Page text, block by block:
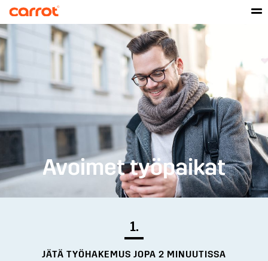
Avoimet työpaikat
1.
JÄTÄ TYÖHAKEMUS JOPA 2 MINUUTISSA